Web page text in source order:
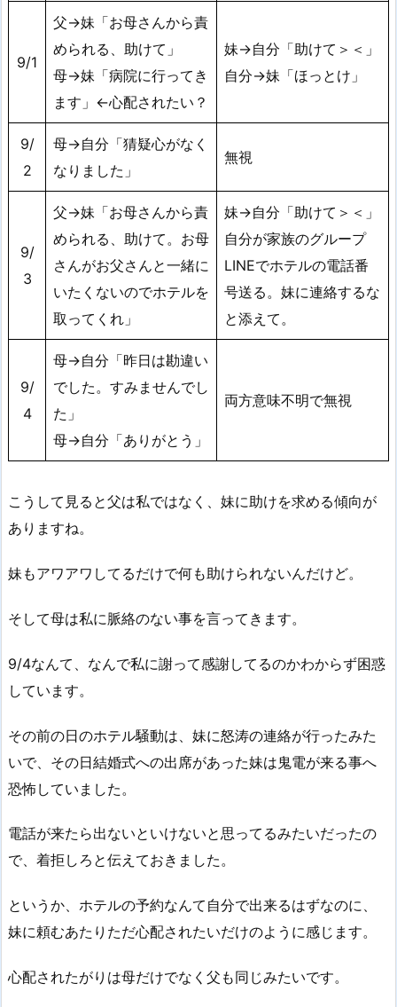
9/1
父→妹「お母さんから責
められる、助けて」
母→妹「病院に行ってき
ます」←心配されたい？
妹→自分「助けて＞＜」
自分→妹「ほっとけ」
9/
2
母→自分「猜疑心がなく
なりました」
無視
9/
3
父→妹「お母さんから責
められる、助けて。お母
さんがお父さんと一緒に
いたくないのでホテルを
取ってくれ」
妹→自分「助けて＞＜」
自分が家族のグループ
LINEでホテルの電話番
号送る。妹に連絡するな
と添えて。
9/
4
母→自分「昨日は勘違い
でした。すみませんでし
た」
母→自分「ありがとう」
両方意味不明で無視
こうして見ると父は私ではなく、妹に助けを求める傾向が
ありますね。
妹もアワアワしてるだけで何も助けられないんだけど。
そして母は私に脈絡のない事を言ってきます。
9/4なんて、なんで私に謝って感謝してるのかわからず困惑
しています。
その前の日のホテル騒動は、妹に怒涛の連絡が行ったみた
いで、その日結婚式への出席があった妹は鬼電が来る事へ
恐怖していました。
電話が来たら出ないといけないと思ってるみたいだったの
で、着拒しろと伝えておきました。
というか、ホテルの予約なんて自分で出来るはずなのに、
妹に頼むあたりただ心配されたいだけのように感じます。
心配されたがりは母だけでなく父も同じみたいです。